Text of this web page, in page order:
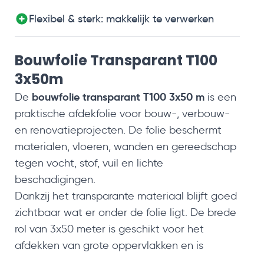
Flexibel & sterk: makkelijk te verwerken
Bouwfolie Transparant T100
3x50m
De bouwfolie transparant T100 3x50 m is een
praktische afdekfolie voor bouw-, verbouw-
en renovatieprojecten. De folie beschermt
materialen, vloeren, wanden en gereedschap
tegen vocht, stof, vuil en lichte
beschadigingen.
Dankzij het transparante materiaal blijft goed
zichtbaar wat er onder de folie ligt. De brede
rol van 3x50 meter is geschikt voor het
afdekken van grote oppervlakken en is